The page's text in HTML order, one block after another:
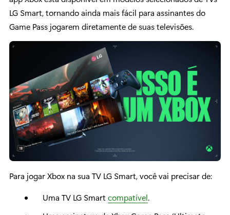
LG Smart, tornando ainda mais fácil para assinantes do
Game Pass jogarem diretamente de suas televisões.
Para jogar Xbox na sua TV LG Smart, você vai precisar de:
Uma TV LG Smartcompatível.